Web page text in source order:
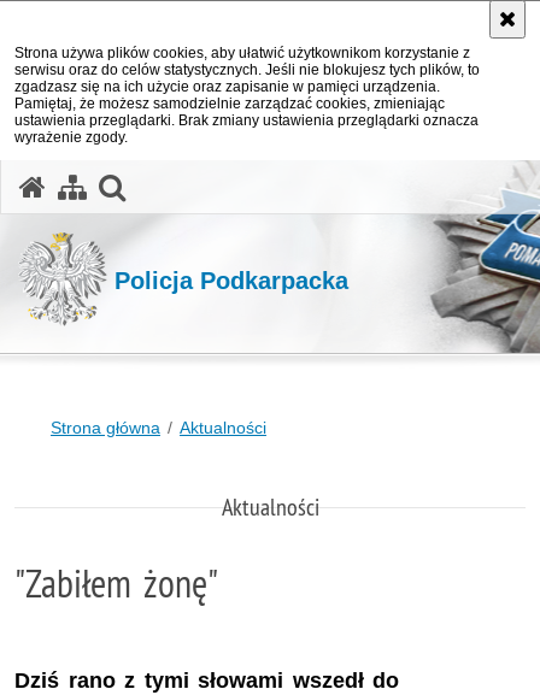
Strona używa plików cookies, aby ułatwić użytkownikom korzystanie z
serwisu oraz do celów statystycznych. Jeśli nie blokujesz tych plików, to
zgadzasz się na ich użycie oraz zapisanie w pamięci urządzenia.
Pamiętaj, że możesz samodzielnie zarządzać cookies, zmieniając
ustawienia przeglądarki. Brak zmiany ustawienia przeglądarki oznacza
wyrażenie zgody.
Policja Podkarpacka
Strona główna Aktualności
Aktualności
"Zabiłem żonę"
Dziś rano z tymi słowami wszedł do